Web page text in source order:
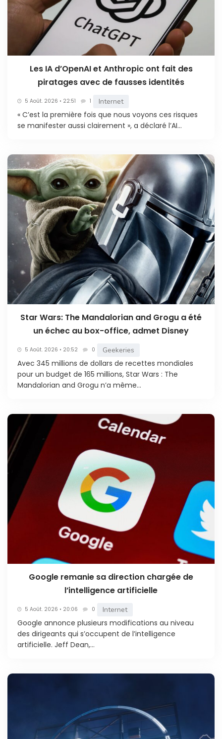
Les IA d’OpenAI et Anthropic ont fait des
piratages avec de fausses identités
5 Août. 2026 • 22:51 1 Internet
« C’est la première fois que nous voyons ces risques
se manifester aussi clairement », a déclaré l’AI...
Star Wars: The Mandalorian and Grogu a été
un échec au box-office, admet Disney
5 Août. 2026 • 20:52 0 Geekeries
Avec 345 millions de dollars de recettes mondiales
pour un budget de 165 millions, Star Wars : The
Mandalorian and Grogu n’a même...
Google remanie sa direction chargée de
l’intelligence artificielle
5 Août. 2026 • 20:06 0 Internet
Google annonce plusieurs modifications au niveau
des dirigeants qui s’occupent de l’intelligence
artificielle. Jeff Dean,...